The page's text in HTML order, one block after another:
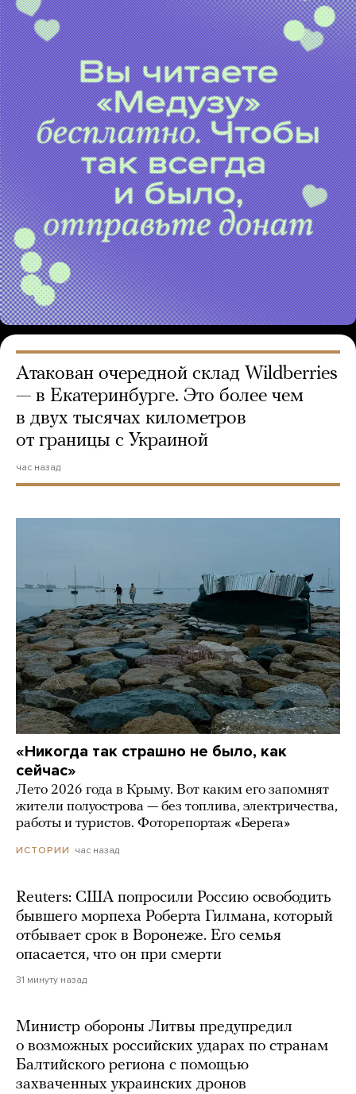
Атакован очередной склад Wildberries
— в Екатеринбурге. Это более чем
в двух тысячах километров
от границы с Украиной
час назад
«Никогда так страшно не было, как
сейчас»
Лето 2026 года в Крыму. Вот каким его запомнят
жители полуострова — без топлива, электричества,
работы и туристов. Фоторепортаж «Берега»
ИСТОРИИ час назад
Reuters: США попросили Россию освободить
бывшего морпеха Роберта Гилмана, который
отбывает срок в Воронеже. Его семья
опасается, что он при смерти
31 минуту назад
Министр обороны Литвы предупредил
о возможных российских ударах по странам
Балтийского региона с помощью
захваченных украинских дронов